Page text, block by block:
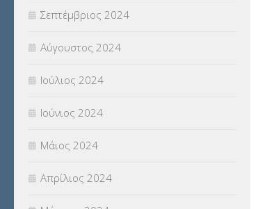
Σεπτέμβριος 2024
Αύγουστος 2024
Ιούλιος 2024
Ιούνιος 2024
Μάιος 2024
Απρίλιος 2024